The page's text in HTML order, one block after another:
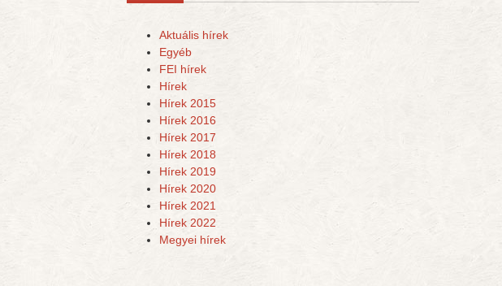
Aktuális hírek
Egyéb
FEI hírek
Hírek
Hírek 2015
Hírek 2016
Hírek 2017
Hírek 2018
Hírek 2019
Hírek 2020
Hírek 2021
Hírek 2022
Megyei hírek